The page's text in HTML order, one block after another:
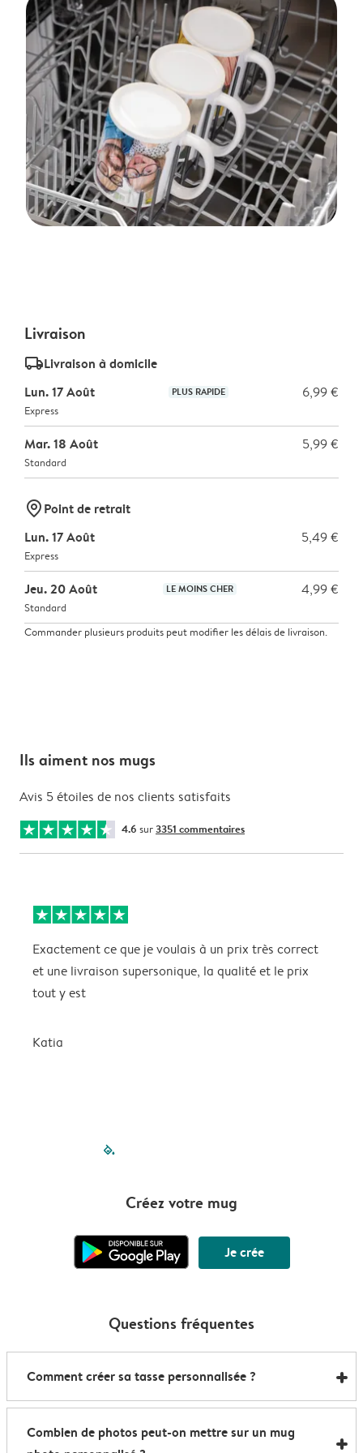
Livraison
delivery_standard_v2Livraison à domicile
Lun. 17 Août
PLUS RAPIDE 6,99 €
Express
Mar. 18 Août 5,99 €
Standard
marker-pinPoint de retrait
Lun. 17 Août
5,49 €
Express
Jeu. 20 Août LE MOINS CHER 4,99 €
Standard
Commander plusieurs produits peut modifier les délais de livraison.
Ils aiment nos mugs
Avis 5 étoiles de nos clients satisfaits
4.6 sur3351 commentaires
Exactement ce que je voulais à un prix très correct
et une livraison supersonique, la qualité et le prix
tout y est
Katia
filled-pagination
Créez votre mug
Je crée
Questions fréquentes
Comment créer sa tasse personnalisée ?
Voici comment créer votre propre mug en quelques
minutes :
Combien de photos peut-on mettre sur un mug